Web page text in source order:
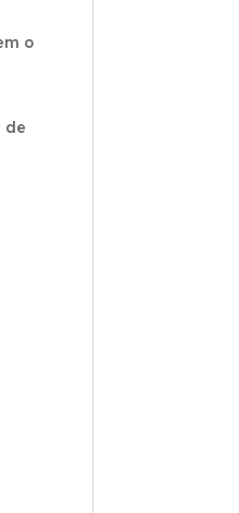
o
de